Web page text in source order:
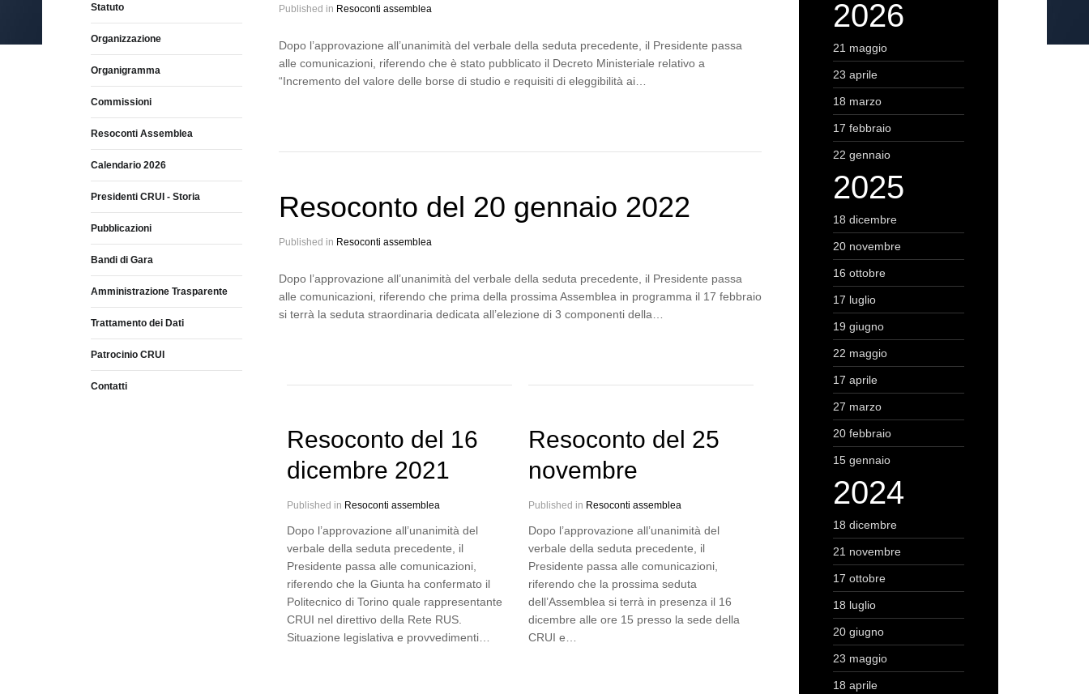
Published in Resoconti assemblea
Dopo l’approvazione all’unanimità del verbale della seduta precedente, il Presidente passa
alle comunicazioni, riferendo che è stato pubblicato il Decreto Ministeriale relativo a
“Incremento del valore delle borse di studio e requisiti di eleggibilità ai…
Resoconto del 20 gennaio 2022
Published in Resoconti assemblea
Dopo l’approvazione all’unanimità del verbale della seduta precedente, il Presidente passa
alle comunicazioni, riferendo che prima della prossima Assemblea in programma il 17 febbraio
si terrà la seduta straordinaria dedicata all’elezione di 3 componenti della…
Resoconto del 16
dicembre 2021
Published in Resoconti assemblea
Dopo l’approvazione all’unanimità del
verbale della seduta precedente, il
Presidente passa alle comunicazioni,
riferendo che la Giunta ha confermato il
Politecnico di Torino quale rappresentante
CRUI nel direttivo della Rete RUS.
Situazione legislativa e provvedimenti…
Resoconto del 25
novembre
Published in Resoconti assemblea
Dopo l’approvazione all’unanimità del
verbale della seduta precedente, il
Presidente passa alle comunicazioni,
riferendo che la prossima seduta
dell’Assemblea si terrà in presenza il 16
dicembre alle ore 15 presso la sede della
CRUI e…
Statuto
Organizzazione
Organigramma
Commissioni
Resoconti Assemblea
Calendario 2026
Presidenti CRUI - Storia
Pubblicazioni
Bandi di Gara
Amministrazione Trasparente
Trattamento dei Dati
Patrocinio CRUI
Contatti
2026
21 maggio
23 aprile
18 marzo
17 febbraio
22 gennaio
2025
18 dicembre
20 novembre
16 ottobre
17 luglio
19 giugno
22 maggio
17 aprile
27 marzo
20 febbraio
15 gennaio
2024
18 dicembre
21 novembre
17 ottobre
18 luglio
20 giugno
23 maggio
18 aprile